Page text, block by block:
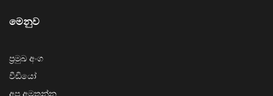
මෙනුව
ප්‍රමුඛ අංග
වීඩියෝ
අප අමතන්න